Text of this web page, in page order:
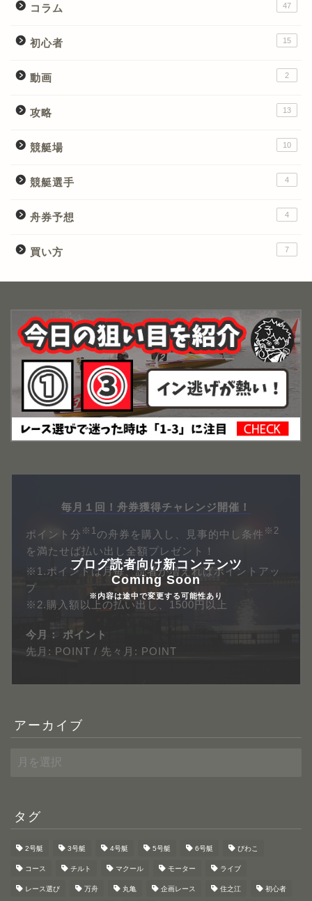
コラム 47
初心者 15
動画 2
攻略 13
競艇場 10
競艇選手 4
舟券予想 4
買い方 7
毎月１回！舟券獲得チャレンジ開催！
ポイント分 ※1の舟券を購入し、見事的中し条件 ※2
を満たせば払い出し全額プレゼント！
※1.ポイントは月毎、読者が増えればポイントアッ
プ
※2.購入額以上の払い出し、1500円以上
今月：
ポイント
先月: POINT / 先々月: POINT
ブログ読者向け新コンテンツ
Coming Soon
※内容は途中で変更する可能性あり
アーカイブ
ー
ブ
タグ
2号艇 3号艇 4号艇 5号艇 6号艇 びわこ
コース チルト マクール モーター ライブ
レース選び 万舟 丸亀 企画レース 住之江 初心者